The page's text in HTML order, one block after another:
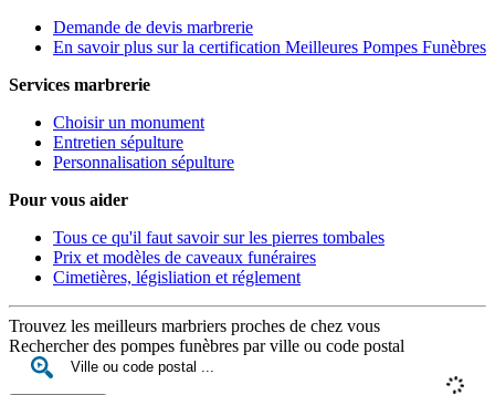
Demande de devis marbrerie
En savoir plus sur la certification Meilleures Pompes Funèbres
Services marbrerie
Choisir un monument
Entretien sépulture
Personnalisation sépulture
Pour vous aider
Tous ce qu'il faut savoir sur les pierres tombales
Prix et modèles de caveaux funéraires
Cimetières, législiation et réglement
Trouvez les meilleurs marbriers proches de chez vous
Rechercher des pompes funèbres par ville ou code postal